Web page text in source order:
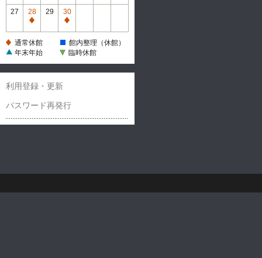
館
常
休
館
27
28
通
休
29
30
通
休
通常休館
館内整理（休館）
年末年始
臨時休館
利用登録・更新
パスワード再発行